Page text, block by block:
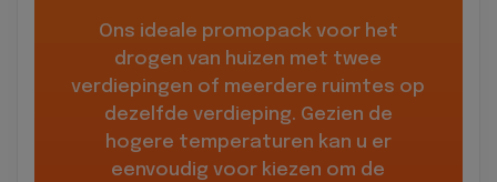
Ons ideale promopack voor het
drogen van huizen met twee
verdiepingen of meerdere ruimtes op
dezelfde verdieping. Gezien de
hogere temperaturen kan u er
eenvoudig voor kiezen om de